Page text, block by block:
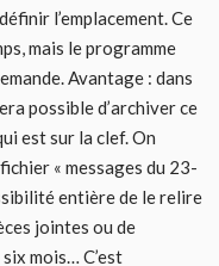
l’emplacement. Ce
mais le programme
Avantage : dans
possible d’archiver ce
est sur la clef. On
« messages du 23-
entière de le relire
jointes ou de
mois… C’est